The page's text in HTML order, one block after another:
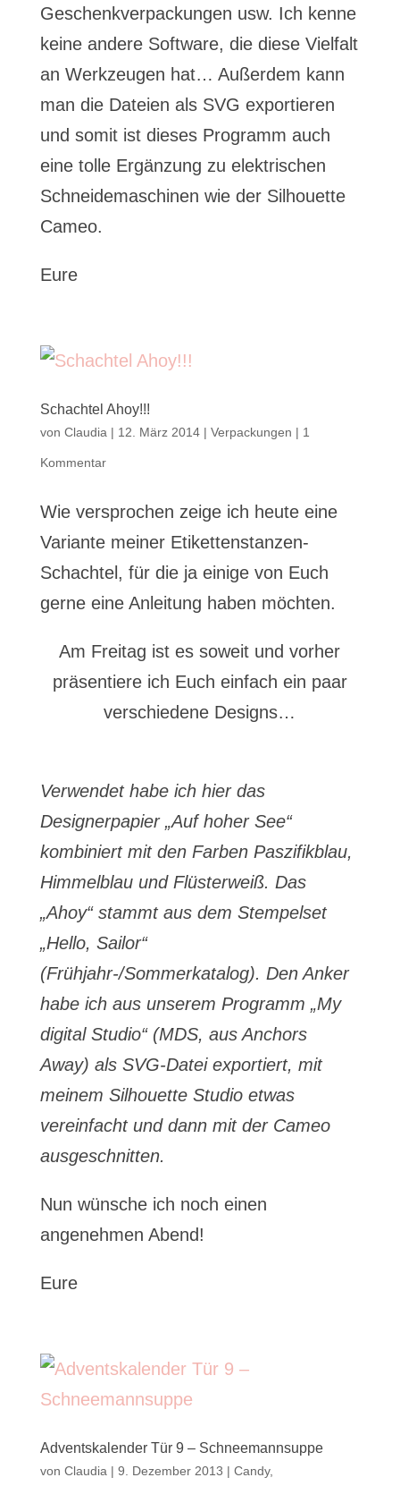
Geschenkverpackungen usw. Ich kenne
keine andere Software, die diese Vielfalt
an Werkzeugen hat… Außerdem kann
man die Dateien als SVG exportieren
und somit ist dieses Programm auch
eine tolle Ergänzung zu elektrischen
Schneidemaschinen wie der Silhouette
Cameo.
Eure
Schachtel Ahoy!!!
von Claudia | 12. März 2014| Verpackungen | 1
Kommentar
Wie versprochen zeige ich heute eine
Variante meiner Etikettenstanzen-
Schachtel, für die ja einige von Euch
gerne eine Anleitung haben möchten.
Am Freitag ist es soweit und vorher
präsentiere ich Euch einfach ein paar
verschiedene Designs…
Verwendet habe ich hier das
Designerpapier „Auf hoher See“
kombiniert mit den Farben Paszifikblau,
Himmelblau und Flüsterweiß. Das
„Ahoy“ stammt aus dem Stempelset
„Hello, Sailor“
(Frühjahr-/Sommerkatalog). Den Anker
habe ich aus unserem Programm „My
digital Studio“ (MDS, aus Anchors
Away) als SVG-Datei exportiert, mit
meinem Silhouette Studio etwas
vereinfacht und dann mit der Cameo
ausgeschnitten.
Nun wünsche ich noch einen
angenehmen Abend!
Eure
Adventskalender Tür 9 – Schneemannsuppe
von Claudia | 9. Dezember 2013 | Candy,